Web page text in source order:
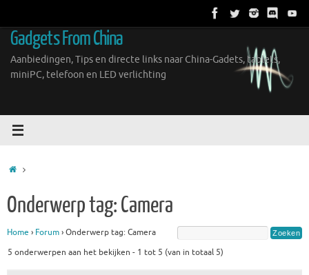
inhoud
Gadgets From China
Aanbiedingen, Tips en directe links naar China-Gadets, tablets,
miniPC, telefoon en LED verlichting
Home
Onderwerp tag: Camera
Home › Forum›Onderwerp tag: Camera
5 onderwerpen aan het bekijken - 1 tot 5 (van in totaal 5)